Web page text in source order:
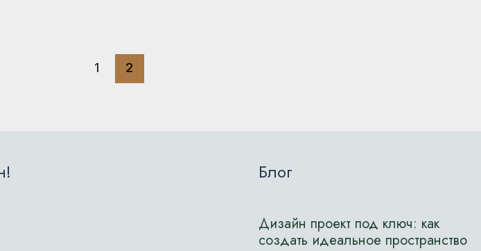
1 2
Блог
Дизайн проект под ключ: как
создать идеальное пространство